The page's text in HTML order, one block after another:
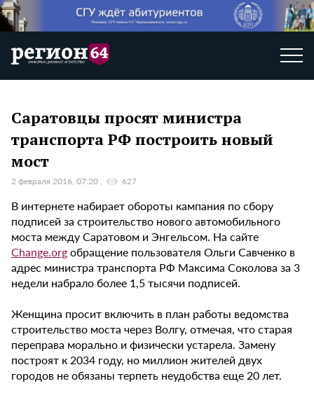
Саратовцы просят министра
транспорта РФ построить новый
мост
2 февраля 2016, 07:20 627
В интернете набирает обороты кампания по сбору
подписей за строительство нового автомобильного
моста между Саратовом и Энгельсом. На сайте
Change.orgобращение пользователя Ольги Савченко в
адрес министра транспорта РФ Максима Соколова за 3
недели набрало более 1,5 тысячи подписей.
Женщина просит включить в план работы ведомства
строительство моста через Волгу, отмечая, что старая
переправа морально и физически устарела. Замену
построят к 2034 году, но миллион жителей двух
городов не обязаны терпеть неудобства еще 20 лет.